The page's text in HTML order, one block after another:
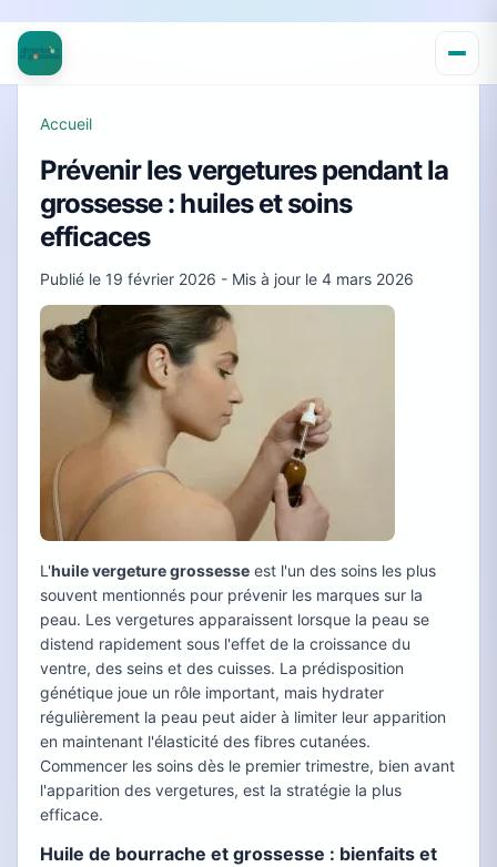
Accueil
Prévenir les vergetures pendant la
grossesse : huiles et soins
efficaces
Publié le 19 février 2026 - Mis à jour le 4 mars 2026
L'huile vergeture grossesse est l'un des soins les plus
souvent mentionnés pour prévenir les marques sur la
peau. Les vergetures apparaissent lorsque la peau se
distend rapidement sous l'effet de la croissance du
ventre, des seins et des cuisses. La prédisposition
génétique joue un rôle important, mais hydrater
régulièrement la peau peut aider à limiter leur apparition
en maintenant l'élasticité des fibres cutanées.
Commencer les soins dès le premier trimestre, bien avant
l'apparition des vergetures, est la stratégie la plus
efficace.
Huile de bourrache et grossesse : bienfaits et